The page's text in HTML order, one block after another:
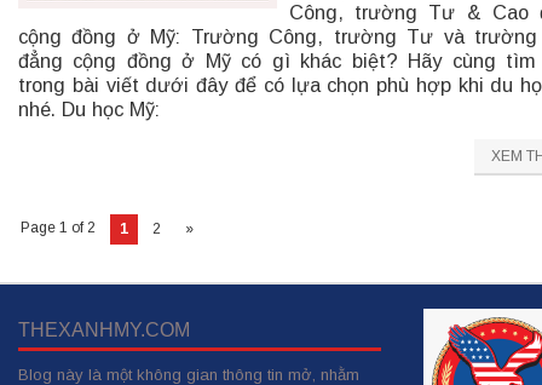
Công, trường Tư & Cao
cộng đồng ở Mỹ: Trường Công, trường Tư và trường
đẳng cộng đồng ở Mỹ có gì khác biệt? Hãy cùng tìm
trong bài viết dưới đây để có lựa chọn phù hợp khi du
nhé. Du học Mỹ:
XEM
Page 1 of 2 1 2 »
THEXANHMY.COM
Blog này là một không gian thông tin mở, nhằm